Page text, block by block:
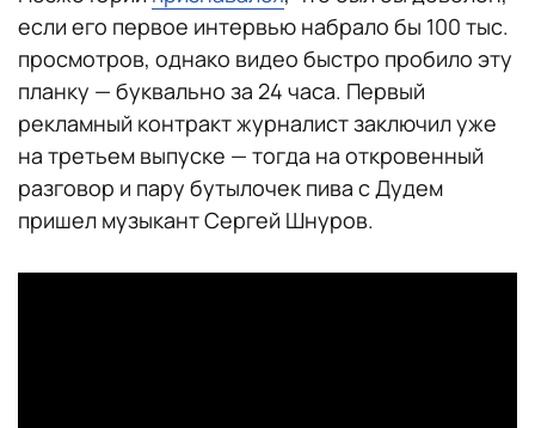
если его первое интервью набрало бы 100 тыс.
просмотров, однако видео быстро пробило эту
планку — буквально за 24 часа. Первый
рекламный контракт журналист заключил уже
на третьем выпуске — тогда на откровенный
разговор и пару бутылочек пива с Дудем
пришел музыкант Сергей Шнуров.